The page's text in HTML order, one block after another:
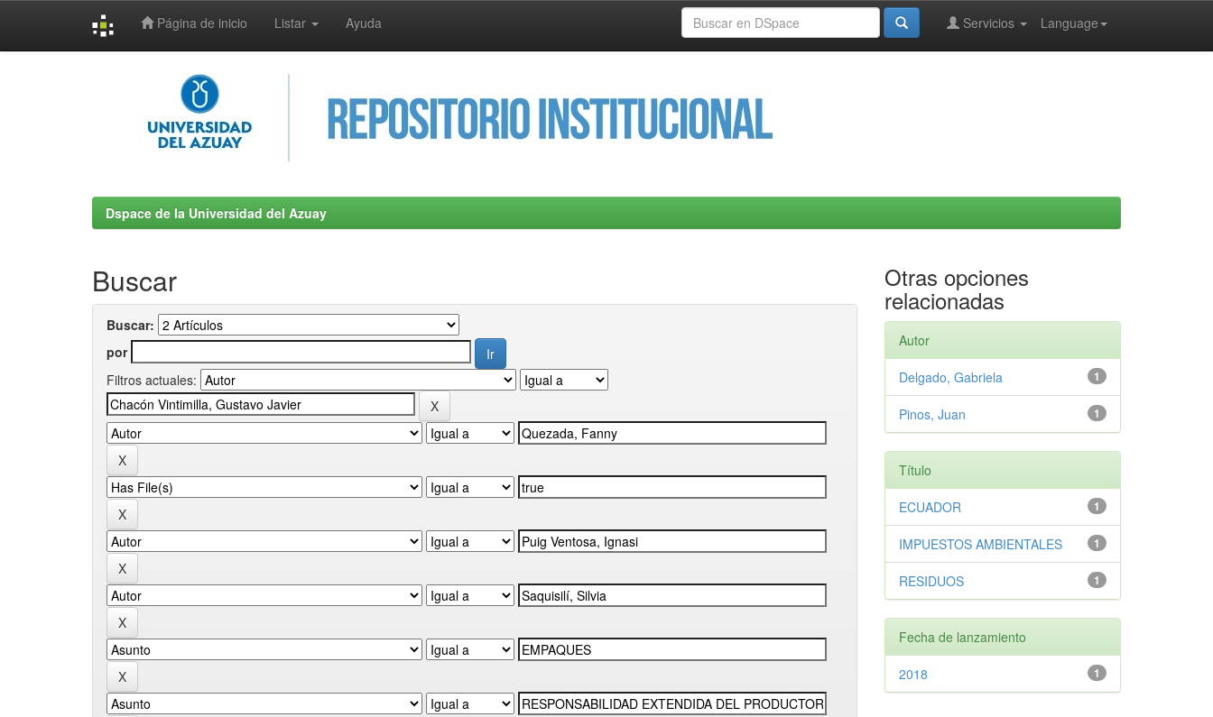
Página de inicio Listar Ayuda Language
Servicios
Dspace de la Universidad del Azuay
Buscar
Buscar:
por
Filtros actuales:
Otras opciones
relacionadas
Autor
1
Delgado, Gabriela
1
Pinos, Juan
Título
1
ECUADOR
1
IMPUESTOS AMBIENTALES
1
RESIDUOS
Fecha de lanzamiento
1
2018